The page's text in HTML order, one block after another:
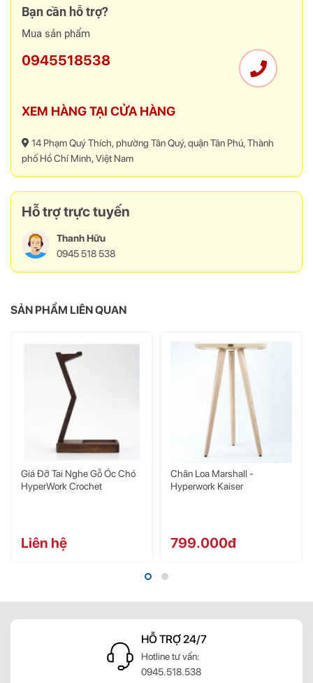
Bạn cần hỗ trợ?
Mua sản phẩm
0945518538
XEM HÀNG TẠI CỬA HÀNG
14 Phạm Quý Thích, phường Tân Quý, quận Tân Phú, Thành
phố Hồ Chí Minh, Việt Nam
Hỗ trợ trực tuyến
Thanh Hữu
0945 518 538
SẢN PHẨM LIÊN QUAN
Giá Đỡ Tai Nghe Gỗ Óc Chó
HyperWork Crochet
Liên hệ
Chân Loa Marshall -
Hyperwork Kaiser
799.000đ
HỖ TRỢ 24/7
Hotline tư vấn:
0945.518.538